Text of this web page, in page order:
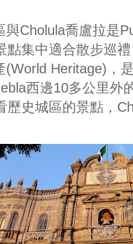
Cholula喬盧拉是
點集中適合散步巡
(World Heritage)，
西邊10多公里外
歷史城區的景點，